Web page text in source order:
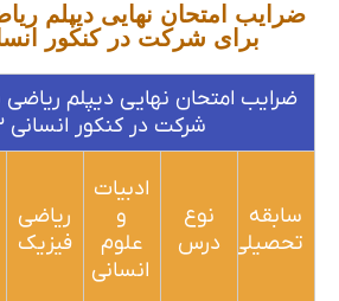
ضرایب امتحان نهایی دیپلم
برای شرکت در کنکور انسانی
ضرایب امتحان نهایی دیپلم ریاضی
شرکت در کنکور انسانی ۱۴۰۳
سابقه
تحصیلی
نوع
درس
ادبیات
و
علوم
انسانی
ریاضی
فیزیک